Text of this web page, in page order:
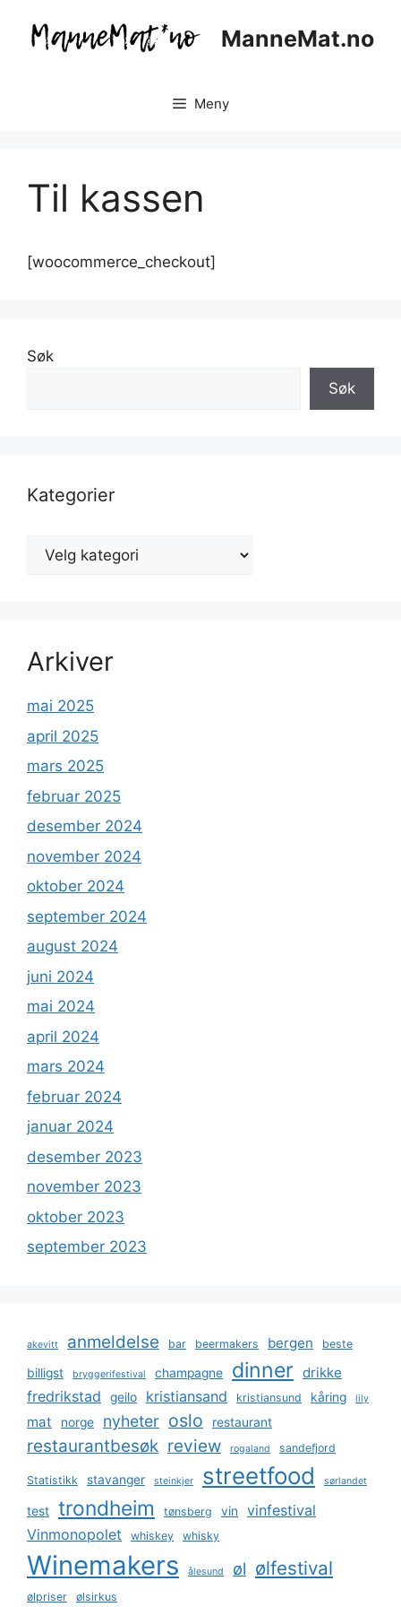
innhold
ManneMat.no
Meny
Til kassen
[woocommerce_checkout]
Søk
Søk
Kategorier
Kategorier
Arkiver
mai 2025
april 2025
mars 2025
februar 2025
desember 2024
november 2024
oktober 2024
september 2024
august 2024
juni 2024
mai 2024
april 2024
mars 2024
februar 2024
januar 2024
desember 2023
november 2023
oktober 2023
september 2023
akevitt anmeldelse bar beermakers bergen beste
billigst bryggerifestival champagne dinner drikke
fredrikstad geilo kristiansand kristiansund kåring lily
mat norge nyheter oslo restaurant
restaurantbesøk review rogaland sandefjord
Statistikk stavanger steinkjer streetfood sørlandet
test trondheim tønsberg vin
vinfestival
Vinmonopolet
whiskey whisky
Winemakers ålesund øl ølfestival
ølpriser ølsirkus